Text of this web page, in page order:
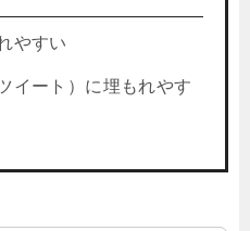
やすい
イート）に埋もれやす